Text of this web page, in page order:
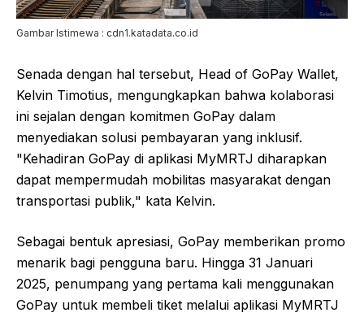
Gambar Istimewa : cdn1.katadata.co.id
Senada dengan hal tersebut, Head of GoPay Wallet,
Kelvin Timotius, mengungkapkan bahwa kolaborasi
ini sejalan dengan komitmen GoPay dalam
menyediakan solusi pembayaran yang inklusif.
"Kehadiran GoPay di aplikasi MyMRTJ diharapkan
dapat mempermudah mobilitas masyarakat dengan
transportasi publik," kata Kelvin.
Sebagai bentuk apresiasi, GoPay memberikan promo
menarik bagi pengguna baru. Hingga 31 Januari
2025, penumpang yang pertama kali menggunakan
GoPay untuk membeli tiket melalui aplikasi MyMRTJ